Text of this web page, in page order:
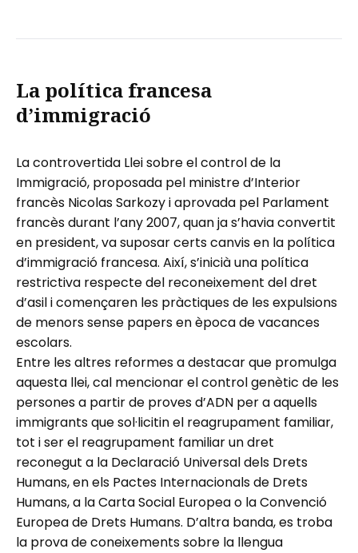
La política francesa
d’immigració
La controvertida Llei sobre el control de la
Immigració, proposada pel ministre d’Interior
francès Nicolas Sarkozy i aprovada pel Parlament
francès durant l’any 2007, quan ja s’havia convertit
en president, va suposar certs canvis en la política
d’immigració francesa. Així, s’inicià una política
restrictiva respecte del reconeixement del dret
d’asil i començaren les pràctiques de les expulsions
de menors sense papers en època de vacances
escolars.
Entre les altres reformes a destacar que promulga
aquesta llei, cal mencionar el control genètic de les
persones a partir de proves d’ADN per a aquells
immigrants que sol·licitin el reagrupament familiar,
tot i ser el reagrupament familiar un dret
reconegut a la Declaració Universal dels Drets
Humans, en els Pactes Internacionals de Drets
Humans, a la Carta Social Europea o la Convenció
Europea de Drets Humans. D’altra banda, es troba
la prova de coneixements sobre la llengua